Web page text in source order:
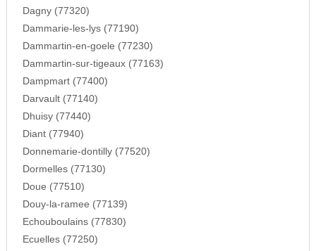
Dagny (77320)
Dammarie-les-lys (77190)
Dammartin-en-goele (77230)
Dammartin-sur-tigeaux (77163)
Dampmart (77400)
Darvault (77140)
Dhuisy (77440)
Diant (77940)
Donnemarie-dontilly (77520)
Dormelles (77130)
Doue (77510)
Douy-la-ramee (77139)
Echouboulains (77830)
Ecuelles (77250)